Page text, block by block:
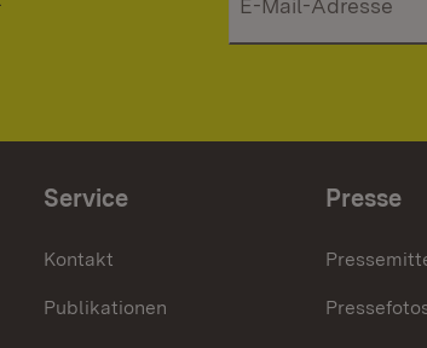
Service
Kontakt
Publikationen
Presse